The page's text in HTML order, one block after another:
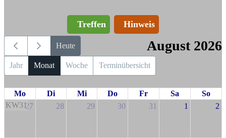
Treffen Hinweis
Heute August 2026
Jahr Monat Woche Terminübersicht
Mo Di Mi Do Fr Sa
So
KW3127 28 29 30 31 1 2